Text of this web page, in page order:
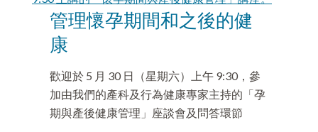
管理懷孕期間和之後的健
康
歡迎於 5 月 30 日（星期六）上午 9:30，參
加由我們的產科及行為健康專家主持的「孕
期與產後健康管理」座談會及問答環節